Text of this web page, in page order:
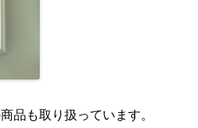
品も取り扱っています。